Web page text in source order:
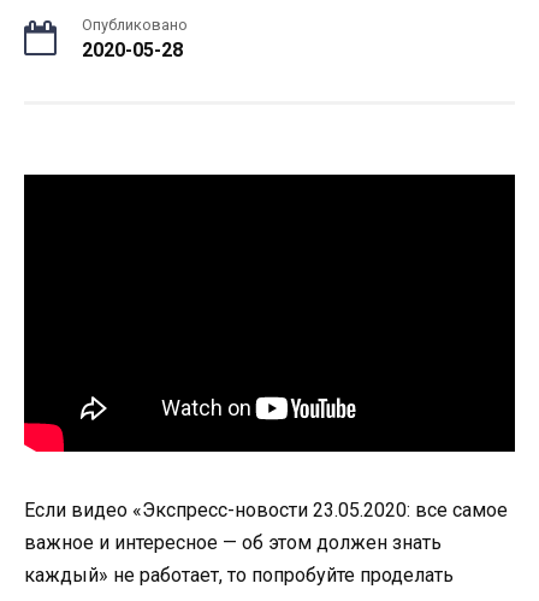
Опубликовано
2020-05-28
Если видео «Экспресс-новости 23.05.2020: все самое
важное и интересное — об этом должен знать
каждый» не работает, то попробуйте проделать